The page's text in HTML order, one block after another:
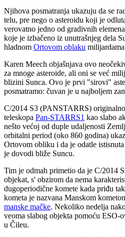
Njihova posmatranja ukazuju da se
telu, pre nego o asteroidu koji je
verovatno jedno od gradivnih
koje je izbačeno iz unutrašnjeg dela
hladnom Ortovom oblaku
Karen Meech objašnjava ovo
za mnoge asteroide, ali oni se već
blizini Sunca. Ovo je prvi "sirovi"
posmatramo: čuvan je u najboljem
C/2014 S3 (PANSTARRS)
teleskopa Pan-STARRS1 kao slabo
nešto većoj od duple udaljenosti
orbitalni period (oko 860 godina)
Ortovom obliku i da je odatle
je dovodi bliže Suncu.
Tim je odmah primetio da je C/2014
objekat, s' obzirom da nema
dugoperiodične komete kada priđu
kometa je nazvana Manskom
manske mačke. Nekoliko nedelja
veoma slabog objekta pomoću ESO-
u Čileu.